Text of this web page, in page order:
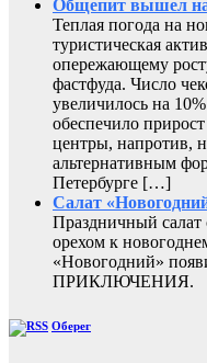
Общепит вышел
Теплая погода на
туристическая
опережающему
фастфуда. Число
увеличилось на
обеспечило
центры, напротив,
альтернативным
Петербурге […]
Салат
Праздничный
орехом к
«Новогодний»
ПРИКЛЮЧЕНИЯ.
Оберег